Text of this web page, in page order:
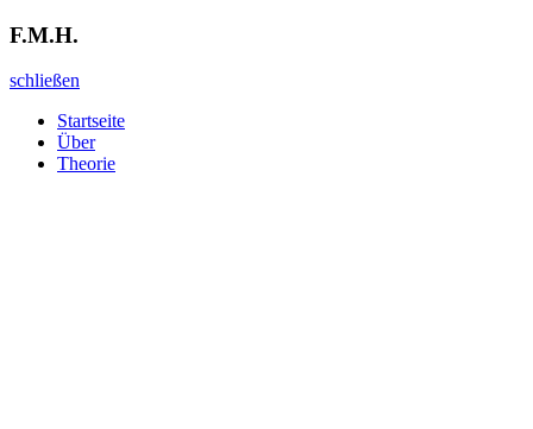
F.M.H.
schließen
Startseite
Über
Theorie